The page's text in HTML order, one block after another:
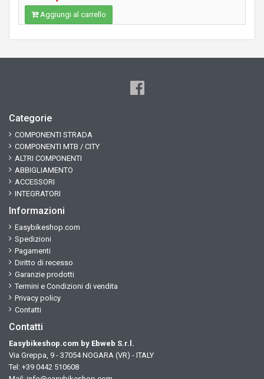
Aggiungi al carrello
Categorie
COMPONENTI STRADA
COMPONENTI MTB / CITY
ALTRI COMPONENTI
ABBIGLIAMENTO
ACCESSORI
INTEGRATORI
Informazioni
Easybikeshop.com
Spedizioni
Pagamenti
Diritto di recesso
Garanzie prodotti
Termini e Condizioni di vendita
Privacy policy
Contatti
Contatti
Easybikeshop.com by Ebweb S.r.l.
Via Greppa, 9 - 37054 NOGARA (VR) - ITALY
Tel: +39 0442 510608